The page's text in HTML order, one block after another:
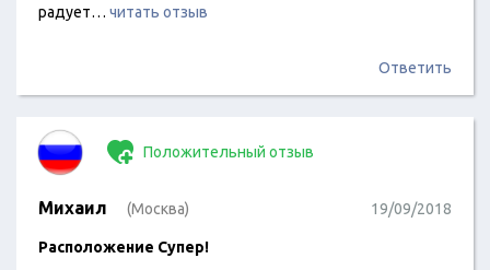
радует… читать отзыв
Ответить
Положительный отзыв
Михаил (Москва) 19/09/2018
Расположение Супер!